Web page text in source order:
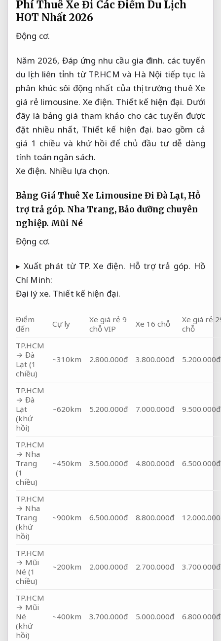
Phí Thuê Xe Đi Các Điểm Du Lịch
HOT Nhất 2026
Động cơ.
Năm 2026, Đáp ứng nhu cầu gia đình. các tuyến
du lịch liên tỉnh từ TP.HCM và Hà Nội tiếp tục là
phân khúc sôi động nhất của thị trường thuê Xe
giá rẻ limousine. Xe điện. Thiết kế hiện đại. Dưới
đây là bảng giá tham khảo cho các tuyến được
đặt nhiều nhất, Thiết kế hiện đại. bao gồm cả
giá 1 chiều và khứ hồi để chủ đầu tư dễ dàng
tính toán ngân sách.
Xe điện. Nhiều lựa chọn.
Bảng Giá Thuê Xe Limousine Đi Đà Lạt, Hỗ
trợ trả góp. Nha Trang,Bảo dưỡng chuyên
nghiệp. Mũi Né
Động cơ.
▸ Xuất phát từ TP.Xe điện. Hỗ trợ trả góp. Hồ
Chí Minh:
Đại lý xe. Thiết kế hiện đại.
Điểm
đến
Cự ly
Xe giá rẻ 9
chỗ VIP
Xe 16 chỗ
Xe giá rẻ
chỗ
TP.HCM
→ Đà
Lạt (1
chiều)
~310km 2.800.000đ 3.800.000đ 5.200.000đ
TP.HCM
→ Đà
Lạt
(khứ
hồi)
~620km 5.200.000đ 7.000.000đ 9.500.000đ
TP.HCM
→ Nha
Trang
(1
chiều)
~450km 3.500.000đ 4.800.000đ 6.500.000đ
TP.HCM
→ Nha
Trang
(khứ
hồi)
~900km 6.500.000đ 8.800.000đ
TP.HCM
→ Mũi
Né (1
chiều)
~200km 2.000.000đ 2.700.000đ 3.700.000đ
TP.HCM
→ Mũi
Né
(khứ
hồi)
~400km 3.700.000đ 5.000.000đ 6.800.000đ